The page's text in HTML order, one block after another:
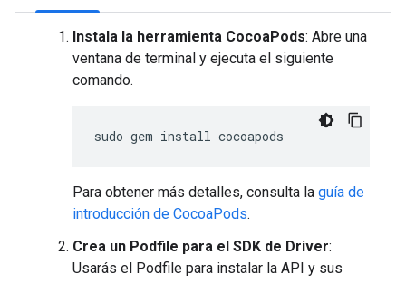
Instala la herramienta CocoaPods: Abre una
ventana de terminal y ejecuta el siguiente
comando.
sudo gem install
Para obtener más detalles, consulta la guía de
introducción de CocoaPods.
Crea un Podfile para el SDK de Driver:
Usarás el Podfile para instalar la API y sus